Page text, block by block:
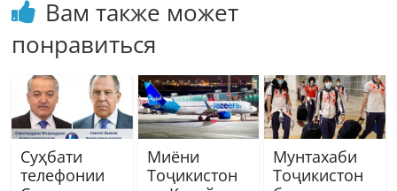
Вам также может
понравиться
Суҳбати
телефонии
Миёни
Тоҷикистон
Мунтахаби
Тоҷикистон